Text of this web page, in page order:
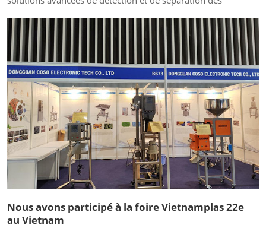
Nous avons participé à la foire Vietnamplas 22e
au Vietnam